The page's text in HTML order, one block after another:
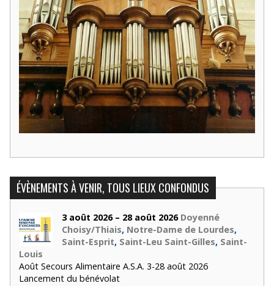
ÉVÈNEMENTS À VENIR, TOUS LIEUX CONFONDUS
3 août 2026 – 28 août 2026 Doyenné
Choisy/Thiais, Notre-Dame de Lourdes,
Saint-Esprit, Saint-Leu Saint-Gilles, Saint-
Louis
Août Secours Alimentaire A.S.A. 3-28 août 2026
Lancement du bénévolat